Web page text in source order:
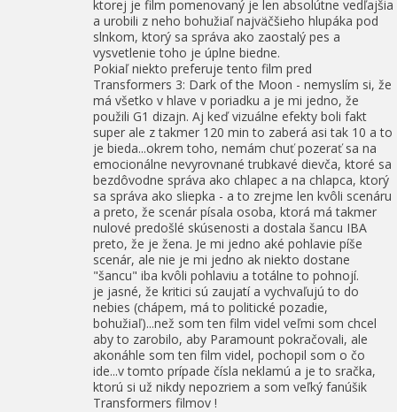
ktorej je film pomenovaný je len absolútne vedľajšia
a urobili z neho bohužiaľ najväčšieho hlupáka pod
slnkom, ktorý sa správa ako zaostalý pes a
vysvetlenie toho je úplne biedne.
Pokiaľ niekto preferuje tento film pred
Transformers 3: Dark of the Moon - nemyslím si, že
má všetko v hlave v poriadku a je mi jedno, že
použili G1 dizajn. Aj keď vizuálne efekty boli fakt
super ale z takmer 120 min to zaberá asi tak 10 a to
je bieda...okrem toho, nemám chuť pozerať sa na
emocionálne nevyrovnané trubkavé dievča, ktoré sa
bezdôvodne správa ako chlapec a na chlapca, ktorý
sa správa ako sliepka - a to zrejme len kvôli scenáru
a preto, že scenár písala osoba, ktorá má takmer
nulové predošlé skúsenosti a dostala šancu IBA
preto, že je žena. Je mi jedno aké pohlavie píše
scenár, ale nie je mi jedno ak niekto dostane
"šancu" iba kvôli pohlaviu a totálne to pohnojí.
je jasné, že kritici sú zaujatí a vychvaľujú to do
nebies (chápem, má to politické pozadie,
bohužiaľ)...než som ten film videl veľmi som chcel
aby to zarobilo, aby Paramount pokračovali, ale
akonáhle som ten film videl, pochopil som o čo
ide...v tomto prípade čísla neklamú a je to sračka,
ktorú si už nikdy nepozriem a som veľký fanúšik
Transformers filmov !